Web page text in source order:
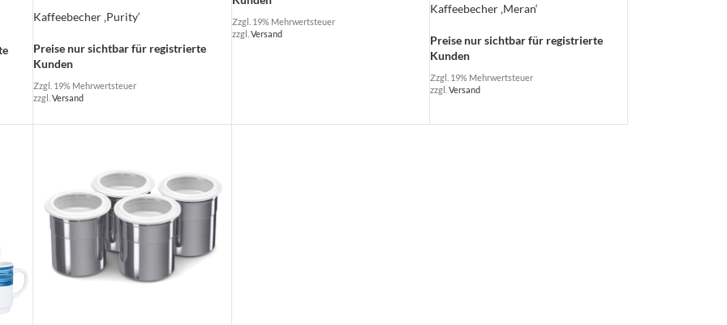
Kaffeebecher ‚Purity‘
Preise nur sichtbar für registrierte
Kunden
Zzgl. 19% Mehrwertsteuer
zzgl.Versand
Zzgl. 19% Mehrwertsteuer
zzgl. Versand
Kaffeebecher ‚Meran‘
Preise nur sichtbar für registrierte
Kunden
Zzgl. 19% Mehrwertsteuer
zzgl. Versand